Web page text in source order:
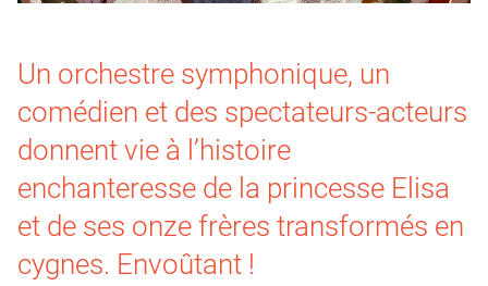
Un orchestre symphonique, un
comédien et des spectateurs-acteurs
donnent vie à l’histoire
enchanteresse de la princesse Elisa
et de ses onze frères transformés en
cygnes. Envoûtant !